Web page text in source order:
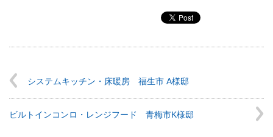
システムキッチン・床暖房 福生市 A様邸
ビルトインコンロ・レンジフード 青梅市K様邸